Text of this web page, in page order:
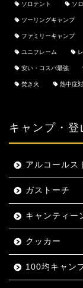
ソロテント ソ
ツーリングキャンプ
ファミリーキャンプ
ユニフレーム
安い・コスパ最強
焚き火 熱中症
キャンプ・登
アルコールス
ガストーチ
キャンティー
クッカー
100均キャン